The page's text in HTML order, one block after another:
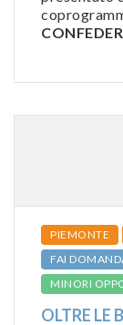
PIEMONTE
FAI
MINORI
OLTRE LE